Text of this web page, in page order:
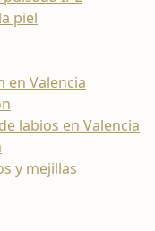
piel
en Valencia
labios en Valencia
y mejillas